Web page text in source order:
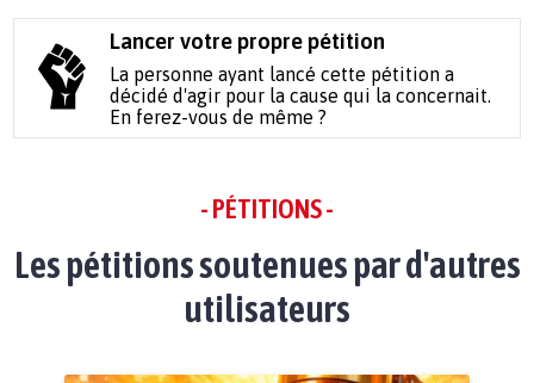
Lancer votre propre pétition
La personne ayant lancé cette pétition a
décidé d'agir pour la cause qui la concernait.
En ferez-vous de même ?
- PÉTITIONS -
Les pétitions soutenues par d'autres
utilisateurs